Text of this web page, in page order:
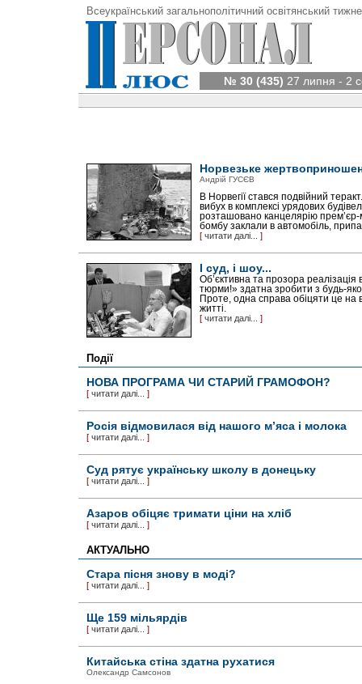
Всеукраїнський загальнополітичний освітянський
№ 30 (435) 27 липня - 2
Норвезьке
Андрій ГУСЄВ
В Норвегії стався подвійний
вибух в комплексі урядових
розташовано канцелярію прем’єр-
бомбу заклали в автомобіль,
[ читати далі... ]
І суд, і шоу...
Об’єктивна та прозора
тюрми!» здатна зробити з будь-
Проте, одна справа обіцяти це на
житті.
[ читати далі... ]
Події
НОВА ПРОГРАМА ЧИ СТАРИЙ ГРАМОФОН?
[ читати далі... ]
Росія відмовилася від нашого м’яса і молока
[ читати далі... ]
Суд рятує українську школу в донецьку
[ читати далі... ]
Азаров обіцяє тримати ціни на хліб
[ читати далі... ]
АКТУАЛЬНО
Стара пісня знову в моді?
[ читати далі... ]
Ще 159 мільярдів
[ читати далі... ]
Китайська стіна здатна рухатися
Олександр Самсонов